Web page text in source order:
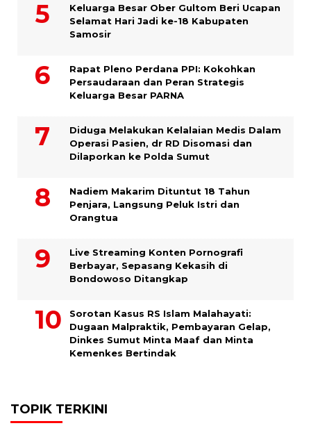
Keluarga Besar Ober Gultom Beri Ucapan
Selamat Hari Jadi ke-18 Kabupaten
Samosir
Rapat Pleno Perdana PPI: Kokohkan
Persaudaraan dan Peran Strategis
Keluarga Besar PARNA
Diduga Melakukan Kelalaian Medis Dalam
Operasi Pasien, dr RD Disomasi dan
Dilaporkan ke Polda Sumut
​Nadiem Makarim Dituntut 18 Tahun
Penjara, Langsung Peluk Istri dan
Orangtua
Live Streaming Konten Pornografi
Berbayar, Sepasang Kekasih di
Bondowoso Ditangkap
Sorotan Kasus RS Islam Malahayati:
Dugaan Malpraktik, Pembayaran Gelap,
Dinkes Sumut Minta Maaf dan Minta
Kemenkes Bertindak
TOPIK TERKINI